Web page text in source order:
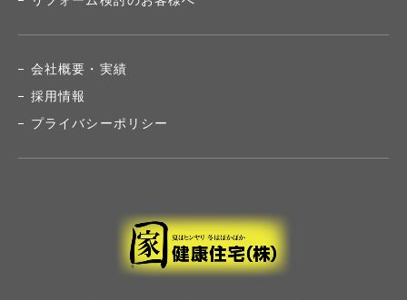
会社概要・実績
採用情報
プライバシーポリシー